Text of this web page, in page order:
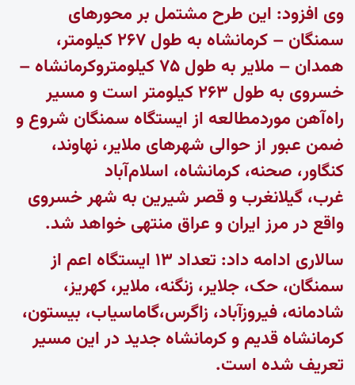
وی افزود: این طرح مشتمل بر محورهای
سمنگان – کرمانشاه به طول ۲۶۷ کیلومتر،
همدان – ملایر به طول ۷۵ کیلومتروکرمانشاه –
خسروی به طول ۲۶۳ کیلومتر است و مسیر
راه‌آهن موردمطالعه از ایستگاه سمنگان شروع و
ضمن عبور از حوالی شهرهای ملایر، نهاوند،
کنگاور، صحنه، کرمانشاه، اسلام‌آباد
غرب، گیلانغرب و قصر شیرین به شهر خسروی
واقع در مرز ایران و عراق منتهی خواهد شد.
سالاری ادامه داد: تعداد ۱۳ ایستگاه اعم از
سمنگان، حک، جلایر، زنگنه، ملایر، کهریز،
شادمانه، فیروزآباد، زاگرس،گاماسیاب، بیستون،
کرمانشاه قدیم و کرمانشاه جدید در این مسیر
تعریف شده است.